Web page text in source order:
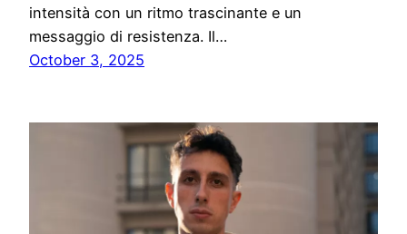
intensità con un ritmo trascinante e un
messaggio di resistenza. Il…
October 3, 2025